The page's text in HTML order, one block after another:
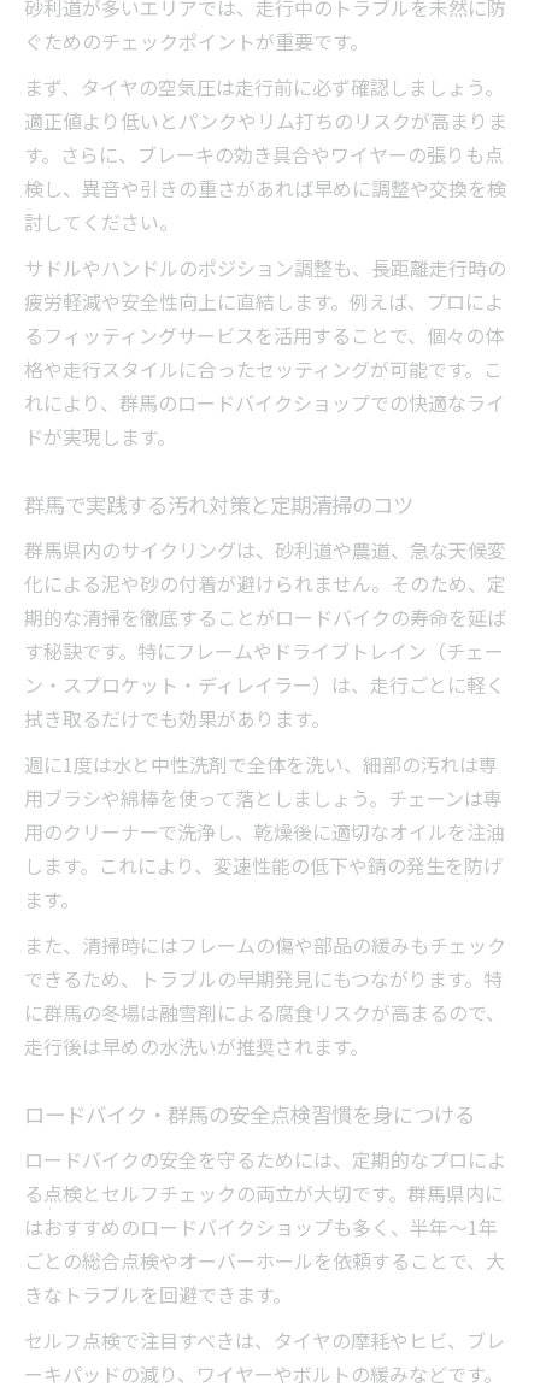
理由
走行前後に行うべきセルフメンテナンスと
は
フィッティングによる快適＆安全アップの秘訣
群馬サイクリストに最適なフィッティング
の重要性
方法
体格に合わせたフィッティングで快適走行
実現
安全性向上のためのポジション見直しポイ
ント
る
群馬で年間維持費を抑えるメンテナンステ
クニック
ロードバイク・群馬の年間コスト見直し術
プロ点検とセルフケアのバランスを取る方
法
メンテナンス時期を把握し安心を得るポイ
ント
ロードバイク群馬で長く乗るための費用対
策
砂利道が多いエリアでは、走行中のトラブルを未然に防
ぐためのチェックポイントが重要です。
まず、タイヤの空気圧は走行前に必ず確認しましょう。
適正値より低いとパンクやリム打ちのリスクが高まりま
す。さらに、ブレーキの効き具合やワイヤーの張りも点
検し、異音や引きの重さがあれば早めに調整や交換を検
討してください。
サドルやハンドルのポジション調整も、長距離走行時の
疲労軽減や安全性向上に直結します。例えば、プロによ
るフィッティングサービスを活用することで、個々の体
格や走行スタイルに合ったセッティングが可能です。こ
れにより、群馬のロードバイクショップでの快適なライ
ドが実現します。
群馬で実践する汚れ対策と定期清掃のコツ
群馬県内のサイクリングは、砂利道や農道、急な天候変
化による泥や砂の付着が避けられません。そのため、定
期的な清掃を徹底することがロードバイクの寿命を延ば
す秘訣です。特にフレームやドライブトレイン（チェー
ン・スプロケット・ディレイラー）は、走行ごとに軽く
拭き取るだけでも効果があります。
週に1度は水と中性洗剤で全体を洗い、細部の汚れは専
用ブラシや綿棒を使って落としましょう。チェーンは専
用のクリーナーで洗浄し、乾燥後に適切なオイルを注油
します。これにより、変速性能の低下や錆の発生を防げ
ます。
また、清掃時にはフレームの傷や部品の緩みもチェック
できるため、トラブルの早期発見にもつながります。特
に群馬の冬場は融雪剤による腐食リスクが高まるので、
走行後は早めの水洗いが推奨されます。
ロードバイク・群馬の安全点検習慣を身につける
ロードバイクの安全を守るためには、定期的なプロによ
る点検とセルフチェックの両立が大切です。群馬県内に
はおすすめのロードバイクショップも多く、半年～1年
ごとの総合点検やオーバーホールを依頼することで、大
きなトラブルを回避できます。
セルフ点検で注目すべきは、タイヤの摩耗やヒビ、ブレ
ーキパッドの減り、ワイヤーやボルトの緩みなどです。